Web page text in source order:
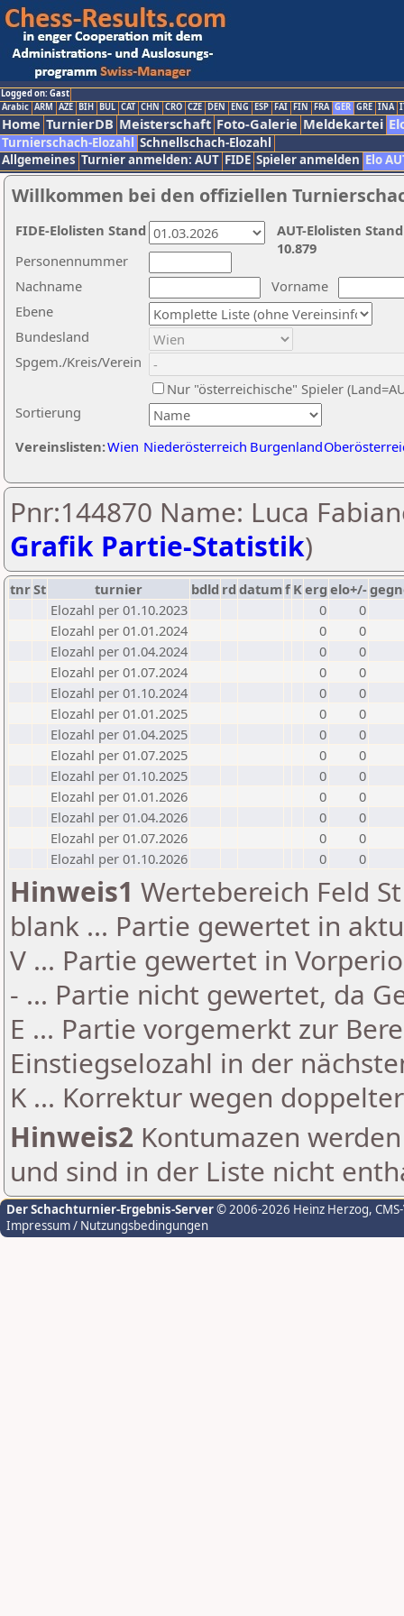
Logged on: Gast
Arabic ARM AZE BIH BUL CAT CHN CRO CZE DEN ENG ESP FAI FIN FRA GER GRE INA
Home TurnierDB Meisterschaft Foto-Galerie Meldekartei
Turnierschach-Elozahl Schnellschach-Elozahl
Allgemeines Turnier anmelden: AUT FIDE Spieler anmelden Elo
Willkommen bei den offiziellen
Nachname
Vorname
Ebene
Sortierung
Personennummer
Bundesland
Spgem./Kreis/Verein
Nur "österreichische" Spieler
Vereinslisten:Wien Niederösterreich Burgenland
AUT-Elolisten
10.879
FIDE-Elolisten Stand
Pnr:144870 Name: Luca
Grafik Partie-Statistik)
tnrSt turnier bdld rd datumf Kerg elo+/-
Elozahl per 01.10.2023
0
0
Elozahl per 01.01.2024
0
0
Elozahl per 01.04.2024
0
0
Elozahl per 01.07.2024
0
0
Elozahl per 01.10.2024
0
0
Elozahl per 01.01.2025
0
0
Elozahl per 01.04.2025
0
0
Elozahl per 01.07.2025
0
0
Elozahl per 01.10.2025
0
0
Elozahl per 01.01.2026
0
0
Elozahl per 01.04.2026
0
0
Elozahl per 01.07.2026
0
0
Elozahl per 01.10.2026
0 0
Hinweis1 Wertebereich Feld
blank ... Partie gewertet in
V ... Partie gewertet in
- ... Partie nicht gewertet, da
E ... Partie vorgemerkt zur
Einstiegselozahl in der
K ... Korrektur wegen
Hinweis2 Kontumazen
und sind in der Liste nicht
Der Schachturnier-Ergebnis-Server© 2006-2026 Heinz Herzog,
Impressum / Nutzungsbedingungen